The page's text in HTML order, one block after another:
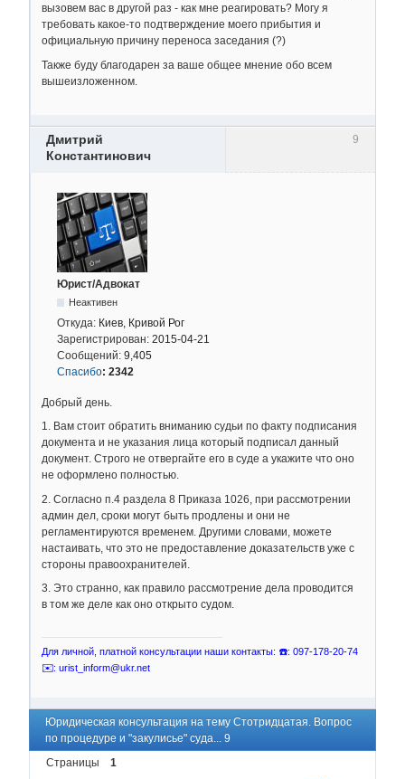
вызовем вас в другой раз - как мне реагировать? Могу я
требовать какое-то подтверждение моего прибытия и
официальную причину переноса заседания (?)
Также буду благодарен за ваше общее мнение обо всем
вышеизложенном.
9
Дмитрий
Константинович
Юрист/Адвокат
Неактивен
Откуда: Киев, Кривой Рог
Зарегистрирован: 2015-04-21
Сообщений: 9,405
Спасибо: 2342
Добрый день.
1. Вам стоит обратить вниманию судьи по факту подписания
документа и не указания лица который подписал данный
документ. Строго не отвергайте его в суде а укажите что оно
не оформлено полностью.
2. Согласно п.4 раздела 8 Приказа 1026, при рассмотрении
админ дел, сроки могут быть продлены и они не
регламентируются временем. Другими словами, можете
настаивать, что это не предоставление доказательств уже с
стороны правоохранителей.
3. Это странно, как правило рассмотрение дела проводится
в том же деле как оно открыто судом.
Для личной, платной консультации наши контакты: ☎️: 097-178-20-74
✉️: urist_inform@ukr.net
Юридическая консультация на тему Стотридцатая. Вопрос
по процедуре и "закулисье" суда... 9
Страницы
1